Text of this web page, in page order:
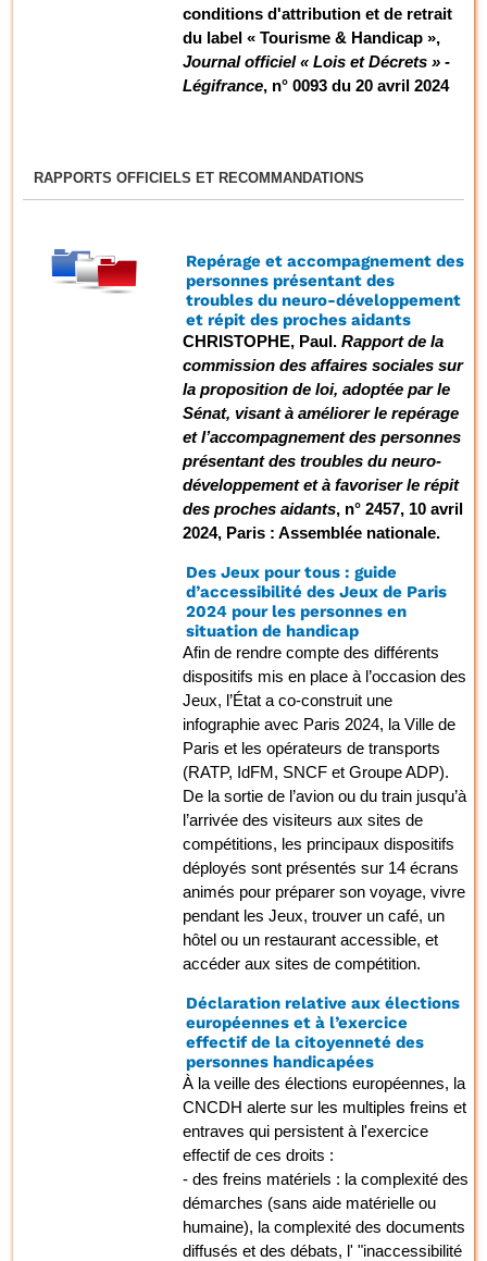
conditions d'attribution et de retrait
du label « Tourisme & Handicap »,
Journal officiel « Lois et Décrets » -
Légifrance, n° 0093 du 20 avril 2024
RAPPORTS OFFICIELS ET RECOMMANDATIONS
Repérage et accompagnement des
personnes présentant des
troubles du neuro-développement
et répit des proches aidants
CHRISTOPHE, Paul. Rapport de la
commission des affaires sociales sur
la proposition de loi, adoptée par le
Sénat, visant à améliorer le repérage
et l’accompagnement des personnes
présentant des troubles du neuro-
développement et à favoriser le répit
des proches aidants, n° 2457, 10 avril
2024, Paris : Assemblée nationale.
Des Jeux pour tous : guide
d’accessibilité des Jeux de Paris
2024 pour les personnes en
situation de handicap
Afin de rendre compte des différents
dispositifs mis en place à l’occasion des
Jeux, l’État a co-construit une
infographie avec Paris 2024, la Ville de
Paris et les opérateurs de transports
(RATP, IdFM, SNCF et Groupe ADP).
De la sortie de l’avion ou du train jusqu’à
l’arrivée des visiteurs aux sites de
compétitions, les principaux dispositifs
déployés sont présentés sur 14 écrans
animés pour préparer son voyage, vivre
pendant les Jeux, trouver un café, un
hôtel ou un restaurant accessible, et
accéder aux sites de compétition.
Déclaration relative aux élections
européennes et à l’exercice
effectif de la citoyenneté des
personnes handicapées
À la veille des élections européennes, la
CNCDH alerte sur les multiples freins et
entraves qui persistent à l'exercice
effectif de ces droits :
- des freins matériels : la complexité des
démarches (sans aide matérielle ou
humaine), la complexité des documents
diffusés et des débats, l' "inaccessibilité